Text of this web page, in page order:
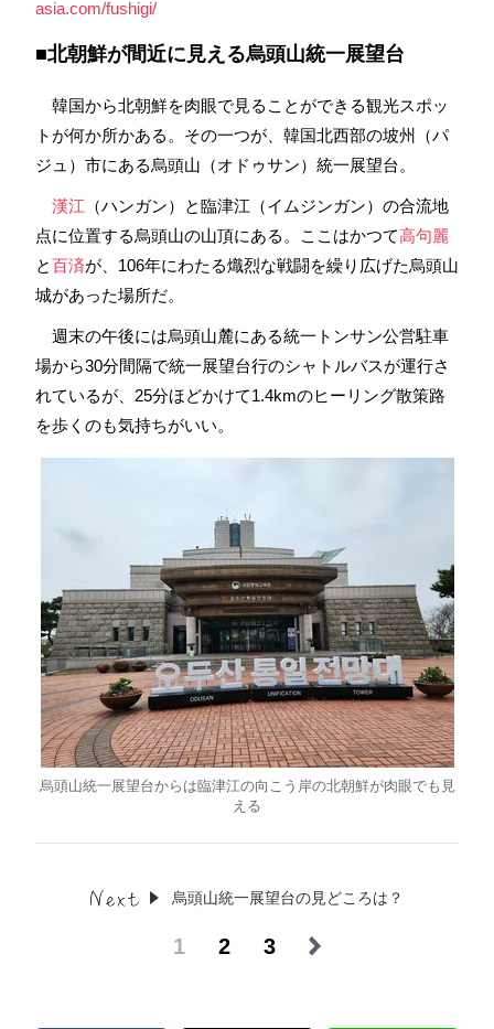
asia.com/fushigi/
■北朝鮮が間近に見える烏頭山統一展望台
韓国から北朝鮮を肉眼で見ることができる観光スポッ
トが何か所かある。その一つが、韓国北西部の坡州（パ
ジュ）市にある烏頭山（オドゥサン）統一展望台。
漢江 （ハンガン）と臨津江（イムジンガン）の合流地
点に位置する烏頭山の山頂にある。ここはかつて高句麗
と百済が、106年にわたる熾烈な戦闘を繰り広げた烏頭山
城があった場所だ。
週末の午後には烏頭山麓にある統一トンサン公営駐車
場から30分間隔で統一展望台行のシャトルバスが運行さ
れているが、25分ほどかけて1.4kmのヒーリング散策路
を歩くのも気持ちがいい。
烏頭山統一展望台からは臨津江の向こう岸の北朝鮮が肉眼でも見
える
烏頭山統一展望台の見どころは？
1 2 3